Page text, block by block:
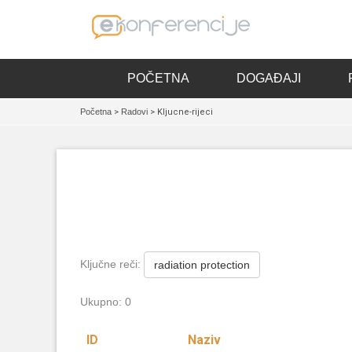
POČETNA DOGAĐAJI
Početna > Radovi > Kljucne-rijeci
Ključne reči: radiation protection
Ukupno: 0
ID Naziv